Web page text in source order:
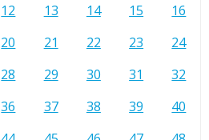
12 13 14 15
16
20 21 22 23
24
28 29 30 31
32
36 37 38 39
40